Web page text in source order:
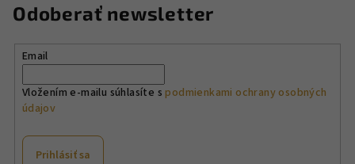
i
v
i
e
Odoberať newsletter
Email
Vložením e-mailu súhlasíte spodmienkami ochrany osobných
údajov
Prihlásiť sa